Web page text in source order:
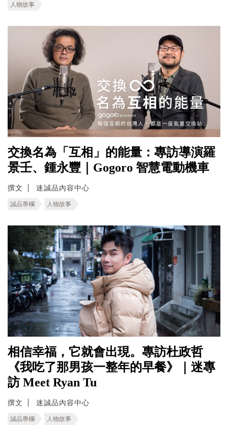
人物故事
交換名為「互相」的能量：專訪導演羅
景壬、鍾永豐｜Gogoro 智慧電動機車
撰文 迷誠品內容中心
誠品專欄 人物故事
相信幸福，它就會出現。專訪杜政哲
《我吃了那男孩一整年的早餐》｜迷專
訪 Meet Ryan Tu
撰文 迷誠品內容中心
誠品專欄 人物故事